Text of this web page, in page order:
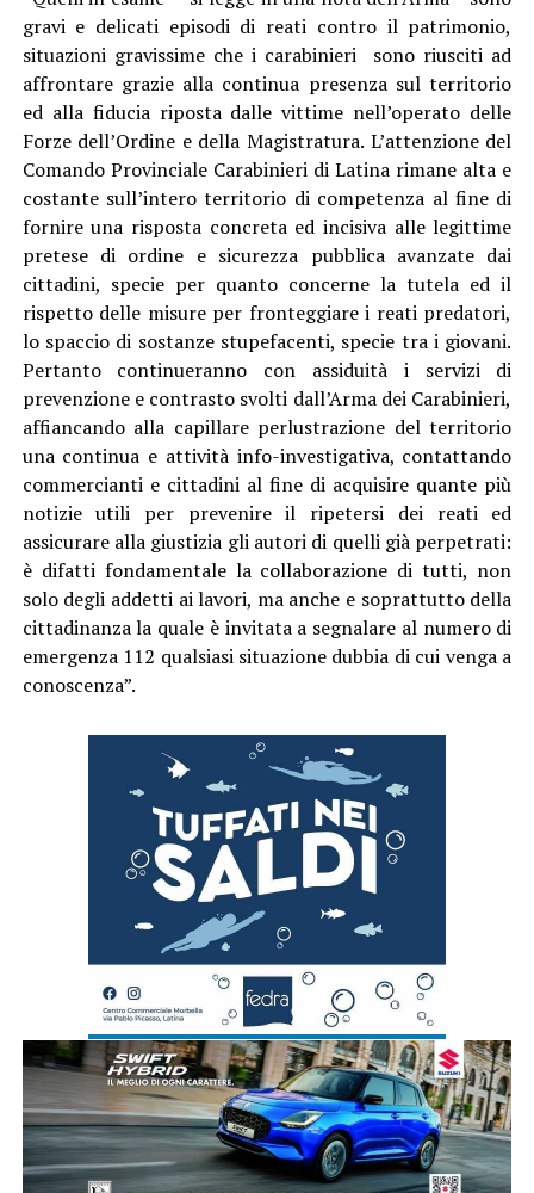
gravi e delicati episodi di reati contro il patrimonio,
situazioni gravissime che i carabinieri sono riusciti ad
affrontare grazie alla continua presenza sul territorio
ed alla fiducia riposta dalle vittime nell’operato delle
Forze dell’Ordine e della Magistratura. L’attenzione del
Comando Provinciale Carabinieri di Latina rimane alta e
costante sull’intero territorio di competenza al fine di
fornire una risposta concreta ed incisiva alle legittime
pretese di ordine e sicurezza pubblica avanzate dai
cittadini, specie per quanto concerne la tutela ed il
rispetto delle misure per fronteggiare i reati predatori,
lo spaccio di sostanze stupefacenti, specie tra i giovani.
Pertanto continueranno con assiduità i servizi di
prevenzione e contrasto svolti dall’Arma dei Carabinieri,
affiancando alla capillare perlustrazione del territorio
una continua e attività info-investigativa, contattando
commercianti e cittadini al fine di acquisire quante più
notizie utili per prevenire il ripetersi dei reati ed
assicurare alla giustizia gli autori di quelli già perpetrati:
è difatti fondamentale la collaborazione di tutti, non
solo degli addetti ai lavori, ma anche e soprattutto della
cittadinanza la quale è invitata a segnalare al numero di
emergenza 112 qualsiasi situazione dubbia di cui venga a
conoscenza”.